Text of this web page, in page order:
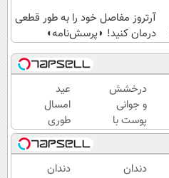
آرتروز مفاصل خود را به طور قطعی
درمان کنید! ◗پرسش‌نامه◖
درخشش
و جوانی
پوست با
جلبک
اسپیرولینا!
خرید
عید
امسال
طوری
جوون شو
که
هیچکس
دندان
دندان